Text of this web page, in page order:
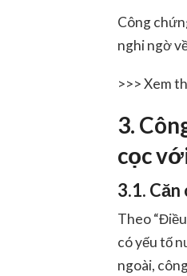
Công
nghi ngờ
>>> Xem
3.
cọc
3.1.
Theo
có yếu tố
ngoài,